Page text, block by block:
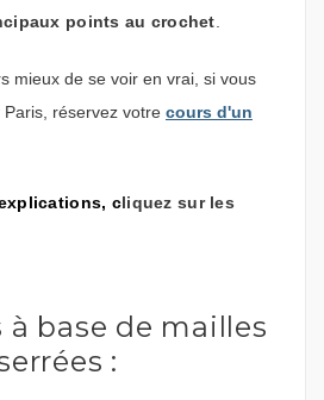
points au crochet
mieux de se voir en vrai, si vous
réservez votre cours d'un
cliquez sur les
à base de mailles
: